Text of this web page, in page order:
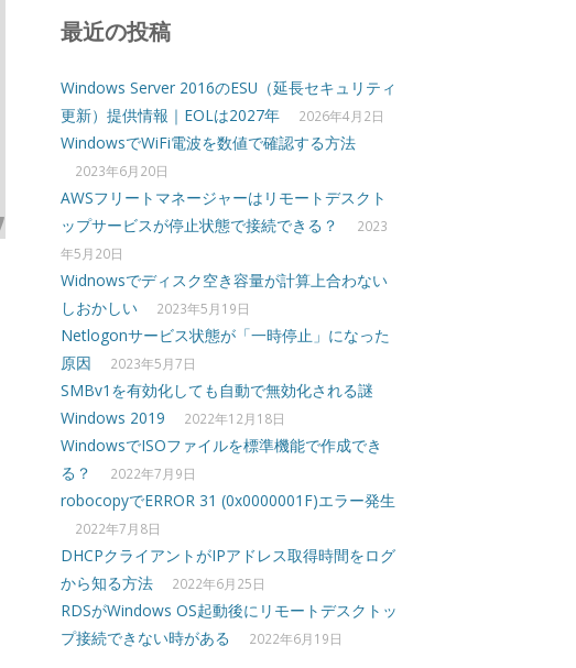
最近の投稿
Windows Server 2016のESU（延長セキュリティ
更新）提供情報｜EOLは2027年
2026年4月2日
WindowsでWiFi電波を数値で確認する方法
2023年6月20日
AWSフリートマネージャーはリモートデスクト
ップサービスが停止状態で接続できる？
2023
年5月20日
Widnowsでディスク空き容量が計算上合わない
しおかしい
2023年5月19日
Netlogonサービス状態が「一時停止」になった
原因
2023年5月7日
SMBv1を有効化しても自動で無効化される謎
Windows 2019
2022年12月18日
WindowsでISOファイルを標準機能で作成でき
る？
2022年7月9日
robocopyでERROR 31 (0x0000001F)エラー発生
2022年7月8日
DHCPクライアントがIPアドレス取得時間をログ
から知る方法
2022年6月25日
RDSがWindows OS起動後にリモートデスクトッ
プ接続できない時がある
2022年6月19日